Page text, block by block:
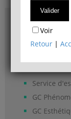
Accès &
Service
GC
GC
Voir
Retour |